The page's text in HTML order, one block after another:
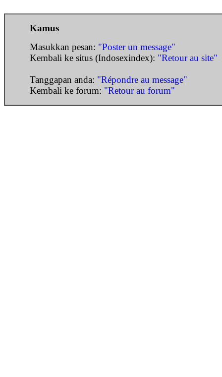
Kamus
Masukkan pesan: "Poster un message"
Kembali ke situs (Indosexindex): "Retour au site"
Tanggapan anda: "Répondre au message"
Kembali ke forum: "Retour au forum"